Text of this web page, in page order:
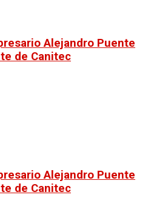
Alejandro Puente
de Canitec
Alejandro Puente
de Canitec